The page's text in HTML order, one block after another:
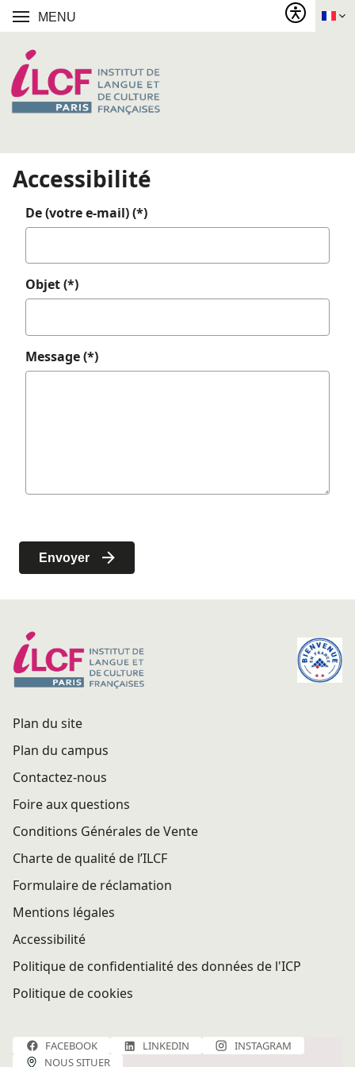
MENU
Accessibilité
De (votre e-mail) (*)
Objet (*)
Message (*)
Plan du site
Plan du campus
Contactez-nous
Foire aux questions
Conditions Générales de Vente
Charte de qualité de l’ILCF
Formulaire de réclamation
Mentions légales
Accessibilité
Politique de confidentialité des données de l'ICP
Politique de cookies
FACEBOOK LINKEDIN
INSTAGRAM
NOUS SITUER